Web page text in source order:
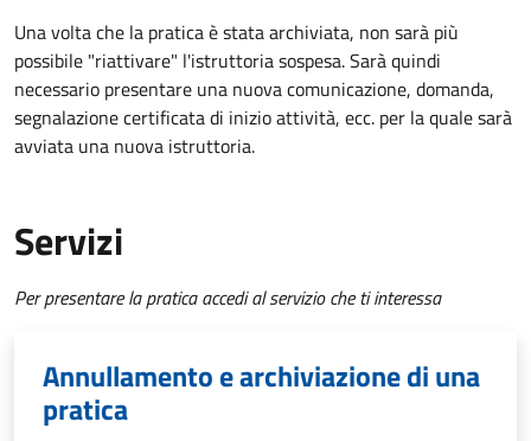
Una volta che la pratica è stata archiviata, non sarà più
possibile "riattivare" l'istruttoria sospesa. Sarà quindi
necessario presentare una nuova comunicazione, domanda,
segnalazione certificata di inizio attività, ecc. per la quale sarà
avviata una nuova istruttoria.
Servizi
Per presentare la pratica accedi al servizio che ti interessa
Annullamento e archiviazione di una
pratica